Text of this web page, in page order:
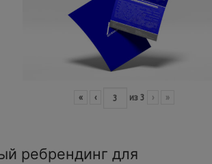
« ‹ из 3 › »
ребрендинг для